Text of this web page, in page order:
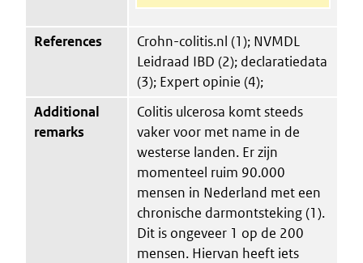
References
Crohn-colitis.nl (1); NVMDL
Leidraad IBD (2); declaratiedata
(3); Expert opinie (4);
Additional
remarks
Colitis ulcerosa komt steeds
vaker voor met name in de
westerse landen. Er zijn
momenteel ruim 90.000
mensen in Nederland met een
chronische darmontsteking (1).
Dit is ongeveer 1 op de 200
mensen. Hiervan heeft iets